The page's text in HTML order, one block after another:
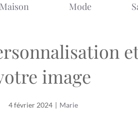
Maison Mode
image
4 février 2024 | Marie